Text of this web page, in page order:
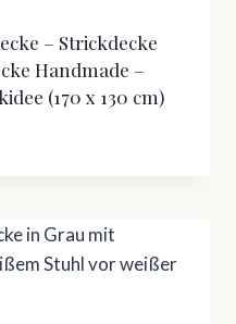
– Strickdecke
Handmade –
(170 x 130 cm)